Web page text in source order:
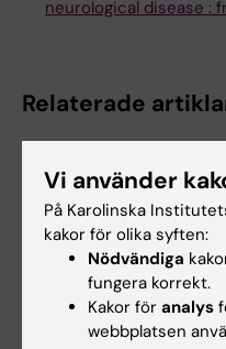
neurological disease :
Relaterade
14 jul 2026
Metaboliskt syndrom
Vi använder
På Karolinska
kakor för olika syften:
Nödvändiga
fungera korrekt.
Kakor för analys
webbplatsen